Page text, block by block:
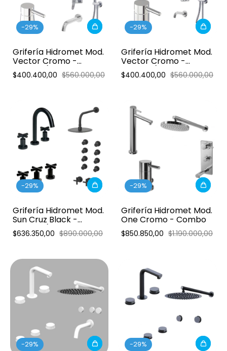
-29%
Grifería Hidromet Mod.
Vector Cromo -
Combo (Ducha de
embutir con transf. y
$400.400,00 $560.000,00
-29%
Grifería Hidromet Mod.
Vector Cromo -
Combo (Ducha 2 vías
con transf. y
$400.400,00 $560.000,00
-29%
Grifería Hidromet Mod.
Sun Cruz Black -
Combo (Ducha 3 vías
escocesa)
$636.350,00 $890.000,00
-29%
Grifería Hidromet Mod.
One Cromo - Combo
$850.850,00 $1.190.000,00
-29% -29%